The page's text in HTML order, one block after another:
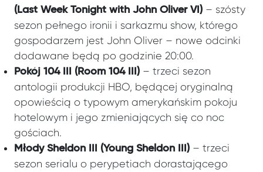
(Last Week Tonight with John Oliver VI)– szósty
sezon pełnego ironii i sarkazmu show, którego
gospodarzem jest John Oliver – nowe odcinki
dodawane będą po godzinie 20:00.
Pokój 104 III (Room 104 III)– trzeci sezon
antologii produkcji HBO, będącej oryginalną
opowieścią o typowym amerykańskim pokoju
hotelowym i jego zmieniających się co noc
gościach.
Młody Sheldon III (Young Sheldon III)– trzeci
sezon serialu o perypetiach dorastającego